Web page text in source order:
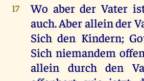
17
Wo aber der Vater
auch. Aber allein der
Sich den Kindern;
Sich niemandem
allein durch den